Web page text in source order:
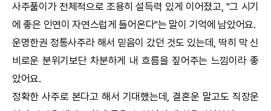
사주풀이가 전체적으로 조용히 설득력 있게 이어졌고, "그 시기
에 좋은 인연이 자연스럽게 들어온다"는 말이 기억에 남았어요.
운명한권 정통사주라 해서 믿음이 갔던 것도 있는데, 딱히 막 신
비로운 분위기보단 차분하게 내 흐름을 짚어주는 느낌이라 좋
았어요.
정확한 사주로 본다고 해서 기대했는데, 결혼운 말고도 직장운